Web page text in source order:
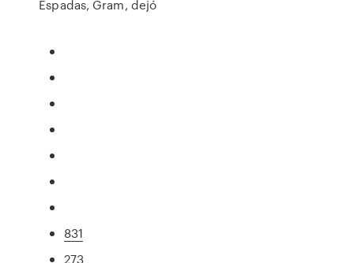
Espadas, Gram, dejó
831
273